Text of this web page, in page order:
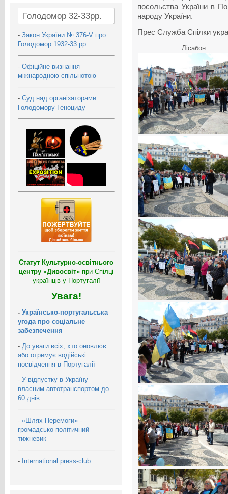
Голодомор 32-33рр.
- Закон України № 376-V про
Голодомор 1932-33 рр.
- Офіційне визнання
міжнародною спільнотою
- Суд над організаторами
Голодомору-Геноциду
Статут Культурно-освітнього
центру «Дивосвіт» при Спілці
українців у Португалії
Увага!
- Українсько-португальська
угода про соціальне
забезпечення
- До уваги всіх, хто оновлює
або отримує водійські
посвідчення в Португалії
- У відпустку в Україну
власним автотранспортом до
60 днів
- «Шлях Перемоги» -
громадсько-політичний
тижневик
- International press-club
посольства України в
народу України.
Прес Служба Спілки
Лісабон